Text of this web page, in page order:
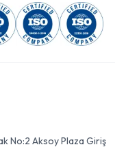
No:2 Aksoy Plaza Giriş